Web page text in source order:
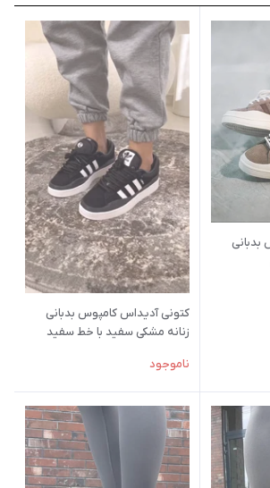
بدبانی
کتونی آدیداس کامپوس بدبانی
زنانه مشکی سفید با خط سفید
ناموجود